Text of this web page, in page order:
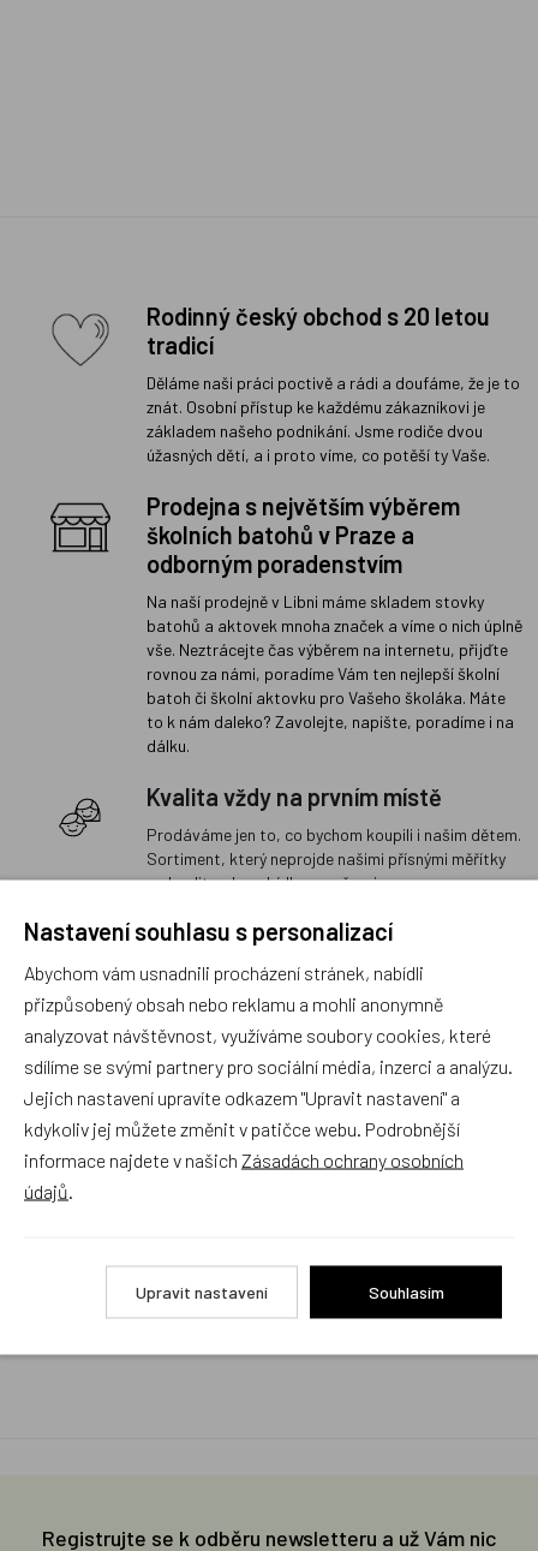
Rodinný český obchod s 20 letou
tradicí
Děláme naši práci poctivě a rádi a doufáme, že je to
znát. Osobní přístup ke každému zákazníkovi je
základem našeho podnikání. Jsme rodiče dvou
úžasných dětí, a i proto víme, co potěší ty Vaše.
Prodejna s největším výběrem
školních batohů v Praze a
odborným poradenstvím
Na naší prodejně v Libni máme skladem stovky
batohů a aktovek mnoha značek a víme o nich úplně
vše. Neztrácejte čas výběrem na internetu, přijďte
rovnou za námi, poradíme Vám ten nejlepší školní
batoh či školní aktovku pro Vašeho školáka. Máte
to k nám daleko? Zavolejte, napište, poradíme i na
dálku.
Kvalita vždy na prvním místě
Prodáváme jen to, co bychom koupili i našim dětem.
Sortiment, který neprojde našimi přísnými měřítky
na kvalitu, do nabídky nezařazujeme.
Rychlé vyřízení reklamace i na dálku
Pokud to povaha vady umožňuje (zjevná
neopravitelnost výrobku), reklamaci vyřídíme i na
základě pouhého zaslání fotografií na náš email a
vyměníme zboží kus za kus. Vždy se snažíme šetřit
Váš čas a peníze. Můžeme si to dovolit, protože
naše kvalitní zboží zákazníci téměř nereklamují.
Milujeme české výrobky
Objednávky obsahující jen skladové položky
expedujeme i v den objednávky, ostatní dle dodací
Registrujte se k odběru newsletteru a už Vám nic
Nastavení souhlasu s personalizací
Abychom vám usnadnili procházení stránek, nabídli
přizpůsobený obsah nebo reklamu a mohli anonymně
analyzovat návštěvnost, využíváme soubory cookies, které
sdílíme se svými partnery pro sociální média, inzerci a analýzu.
Jejich nastavení upravíte odkazem "Upravit nastavení" a
kdykoliv jej můžete změnit v patičce webu. Podrobnější
informace najdete v našich Zásadách ochrany osobních
údajů
Upravit nastavení Souhlasím